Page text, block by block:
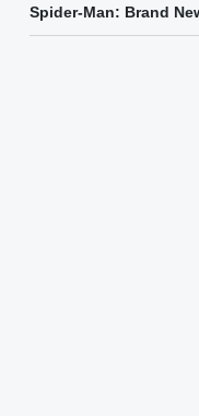
Spider-Man: Brand